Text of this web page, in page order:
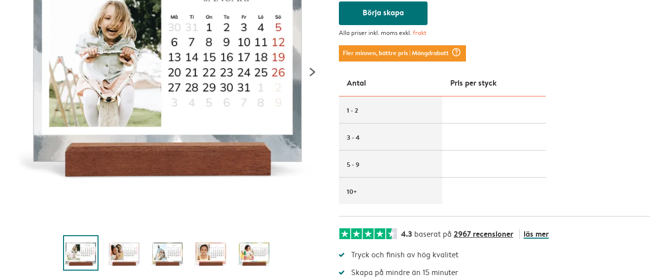
Börja skapa
Alla priser inkl. moms exkl.frakt
Fler minnen, bättre pris| Mängdrabatt question_mark_circle
Antal Pris per styck
1 - 2
3 - 4
5 - 9
10+
4.3 baserat på 2967 recensioner läs mer
Tryck och finish av hög kvalitet
Skapa på mindre än 15 minuter